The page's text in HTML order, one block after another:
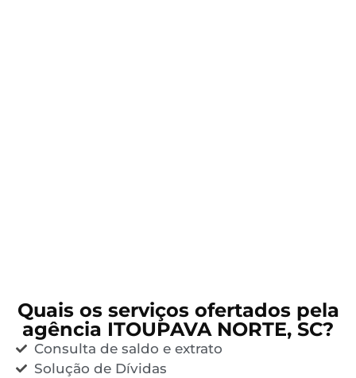
Quais os serviços ofertados pela
agência ITOUPAVA NORTE, SC?
Consulta de saldo e extrato
Solução de Dívidas